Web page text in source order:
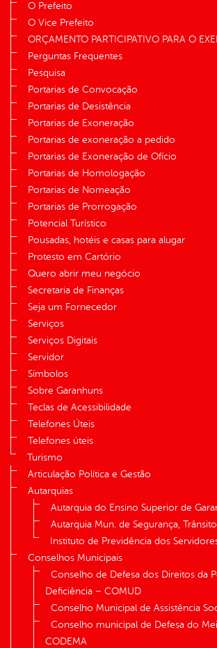
O Prefeito
O Vice Prefeito
ORÇAMENTO PARTICIPATIVO PARA O
Perguntas Frequentes
Pesquisa
Portarias de Convocação
Portarias de Desistência
Portarias de Exoneração
Portarias de exoneração a pedido
Portarias de Exoneração de Ofício
Portarias de Homologação
Portarias de Nomeação
Portarias de Prorrogação
Potencial Turístico
Pousadas, hotéis e casas para alugar
Protesto em Cartório
Quero abrir meu negócio
Secretaria de Finanças
Seja um Fornecedor
Serviços
Serviços Digitais
Servidor
Símbolos
Sobre Garanhuns
Teclas de Acessibilidade
Telefones Úteis
Telefones úteis
Turismo
Articulação Política e Gestão
Autarquias
Autarquia do Ensino Superior de
Autarquia Mun. de Segurança,
Instituto de Previdência dos
Conselhos Municipais
Conselho de Defesa dos Direitos da
Deficiência – COMUD
Conselho Municipal de Assistência
Conselho municipal de Defesa do
CODEMA